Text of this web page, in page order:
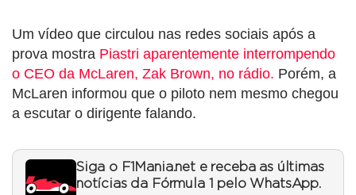
Um vídeo que circulou nas redes sociais após a
prova mostra Piastri aparentemente interrompendo
o CEO da McLaren, Zak Brown, no rádio. Porém, a
McLaren informou que o piloto nem mesmo chegou
a escutar o dirigente falando.
Siga o F1Mania.net e receba as últimas
notícias da Fórmula 1 pelo WhatsApp.